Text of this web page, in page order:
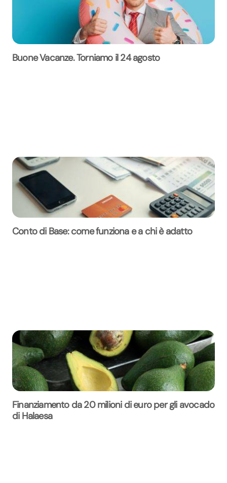
Buone Vacanze. Torniamo il 24 agosto
Conto di Base: come funziona e a chi è adatto
Finanziamento da 20 milioni di euro per gli avocado
di Halaesa